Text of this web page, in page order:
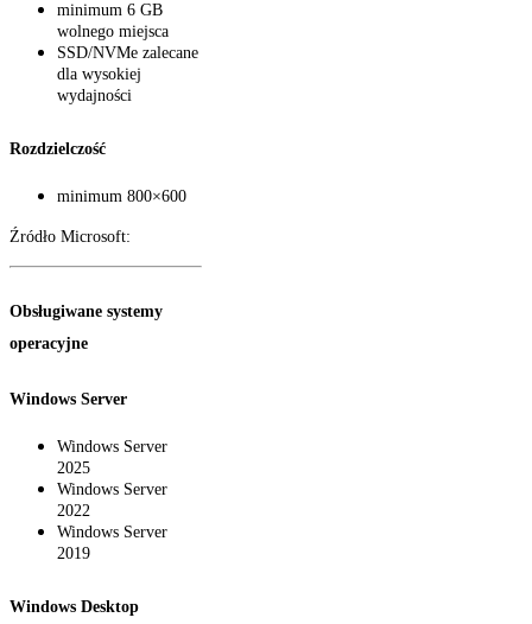
minimum 6 GB
wolnego miejsca
SSD/NVMe zalecane
dla wysokiej
wydajności
Rozdzielczość
minimum 800×600
Źródło Microsoft:
Obsługiwane systemy
operacyjne
Windows Server
Windows Server
2025
Windows Server
2022
Windows Server
2019
Windows Desktop